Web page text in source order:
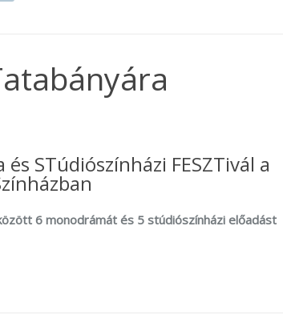
STúdiószínházi FESZTivál a
6 monodrámát és 5 stúdiószínházi előadást